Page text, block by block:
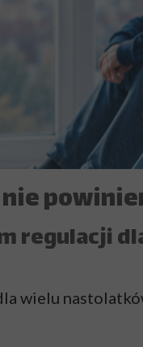
regulacji
wielu